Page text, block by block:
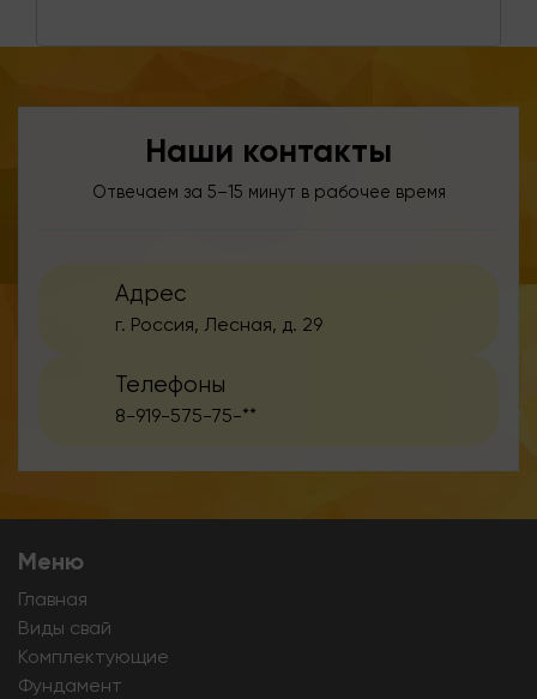
Наши контакты
Отвечаем за 5–15 минут в рабочее время
Адрес
г. Россия, Лесная, д. 29
Телефоны
8-919-575-75-**
Меню
Главная
Виды свай
Комплектующие
Фундамент